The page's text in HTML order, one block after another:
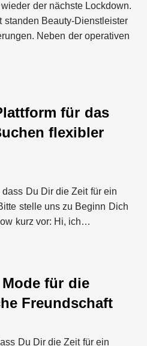
der nächste Lockdown.
standen Beauty-Dienstleister
Neben der operativen
für das
flexibler
Du Dir die Zeit für ein
stelle uns zu Beginn Dich
kurz vor: Hi, ich…
für die
Freundschaft
Du Dir die Zeit für ein